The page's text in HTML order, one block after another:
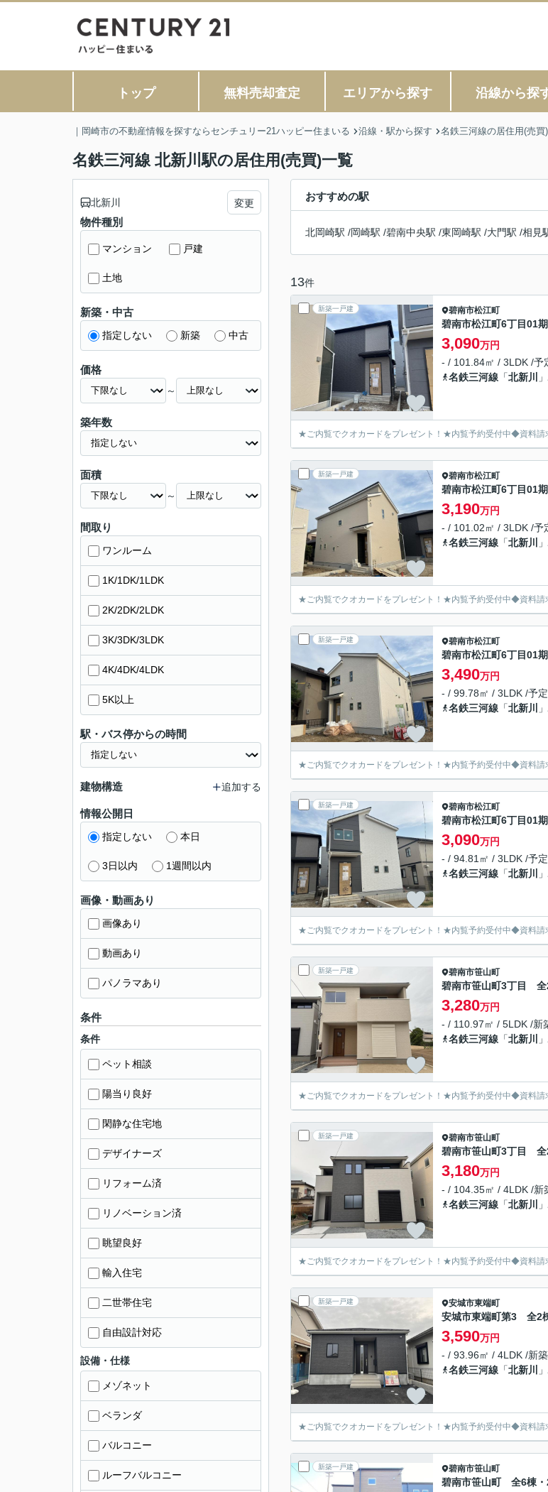
トップ 無料売却査定 エリアから探す 沿線から探
｜岡崎市の不動産情報を探すならセンチュリー21ハッピー住まいる 沿線・駅から探す 名鉄三河線の居住用(売買
名鉄三河線 北新川駅の居住用(売買)一覧
おすすめの駅
北岡崎駅 /岡崎駅 /碧南中央駅 /東岡崎駅 /大門駅 /相見
13件
新築一戸建 碧南市松江町
碧南市松江町6丁目01
3,090万円
- / 101.84㎡ / 3LDK /予
名鉄三河線 「北新川
★ご内覧でクオカードをプレゼント！★内覧予約受付中◆資料
新築一戸建 碧南市松江町
碧南市松江町6丁目01
3,190万円
- / 101.02㎡ / 3LDK /予
名鉄三河線 「北新川
★ご内覧でクオカードをプレゼント！★内覧予約受付中◆資料
新築一戸建 碧南市松江町
碧南市松江町6丁目01
3,490万円
- / 99.78㎡ / 3LDK /予
名鉄三河線 「北新川
★ご内覧でクオカードをプレゼント！★内覧予約受付中◆資料
新築一戸建 碧南市松江町
碧南市松江町6丁目01
3,090万円
- / 94.81㎡ / 3LDK /予
名鉄三河線 「北新川
★ご内覧でクオカードをプレゼント！★内覧予約受付中◆資料
新築一戸建 碧南市笹山町
碧南市笹山町3丁目 全
3,280万円
- / 110.97㎡ / 5LDK /新
名鉄三河線 「北新川
★ご内覧でクオカードをプレゼント！★内覧予約受付中◆資料
新築一戸建 碧南市笹山町
碧南市笹山町3丁目 全
3,180万円
- / 104.35㎡ / 4LDK /新
名鉄三河線 「北新川
★ご内覧でクオカードをプレゼント！★内覧予約受付中◆資料
新築一戸建 安城市東端町
安城市東端町第3 全2
3,590万円
- / 93.96㎡ / 4LDK /新
名鉄三河線 「北新川
★ご内覧でクオカードをプレゼント！★内覧予約受付中◆資料
新築一戸建 碧南市笹山町
碧南市笹山町 全6棟・
北新川 変更
物件種別
マンション 戸建
土地
新築・中古
指定しない 新築 中古
価格
～
築年数
面積
～
間取り
ワンルーム
1K/1DK/1LDK
2K/2DK/2LDK
3K/3DK/3LDK
4K/4DK/4LDK
5K以上
駅・バス停からの時間
建物構造 追加する
情報公開日
指定しない 本日
3日以内 1週間以内
画像・動画あり
画像あり
動画あり
パノラマあり
条件
条件
ペット相談
陽当り良好
閑静な住宅地
デザイナーズ
リフォーム済
リノベーション済
眺望良好
輸入住宅
二世帯住宅
自由設計対応
設備・仕様
メゾネット
ベランダ
バルコニー
ルーフバルコニー